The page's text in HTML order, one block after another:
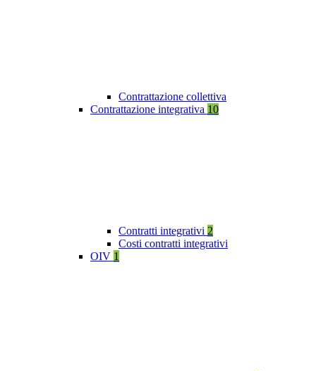
Contrattazione collettiva
Contrattazione integrativa 10
Contratti integrativi 2
Costi contratti integrativi
OIV 1